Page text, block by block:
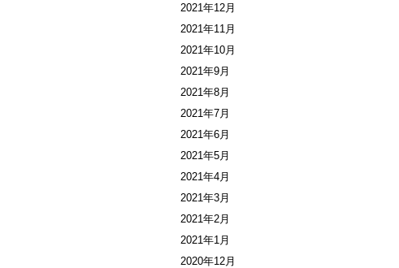
2021年12月
2021年11月
2021年10月
2021年9月
2021年8月
2021年7月
2021年6月
2021年5月
2021年4月
2021年3月
2021年2月
2021年1月
2020年12月